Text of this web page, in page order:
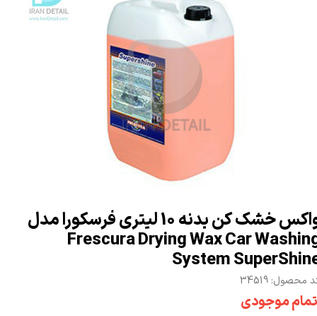
واکس خشک کن بدنه 10 لیتری فرسکورا مدل
Frescura Drying Wax Car
System
محصول: 34519
موجودی